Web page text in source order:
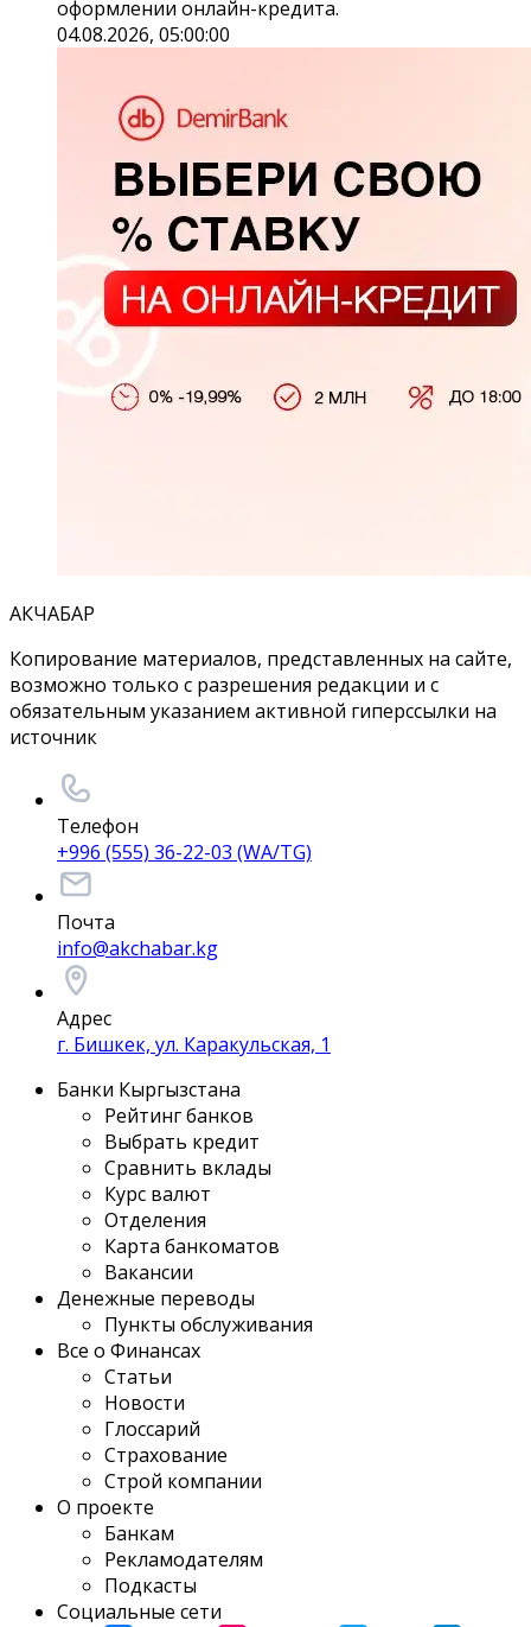
оформлении онлайн-кредита.
04.08.2026, 05:00:00
АКЧАБАР
Копирование материалов, представленных на сайте,
возможно только с разрешения редакции и с
обязательным указанием активной гиперссылки на
источник
Телефон
+996 (555) 36-22-03 (WA/TG)
Почта
info@akchabar.kg
Адрес
г. Бишкек, ул. Каракульская, 1
Банки Кыргызстана
Рейтинг банков
Выбрать кредит
Сравнить вклады
Курс валют
Отделения
Карта банкоматов
Вакансии
Денежные переводы
Пункты обслуживания
Все о Финансах
Статьи
Новости
Глоссарий
Страхование
Строй компании
О проекте
Банкам
Рекламодателям
Подкасты
Социальные сети